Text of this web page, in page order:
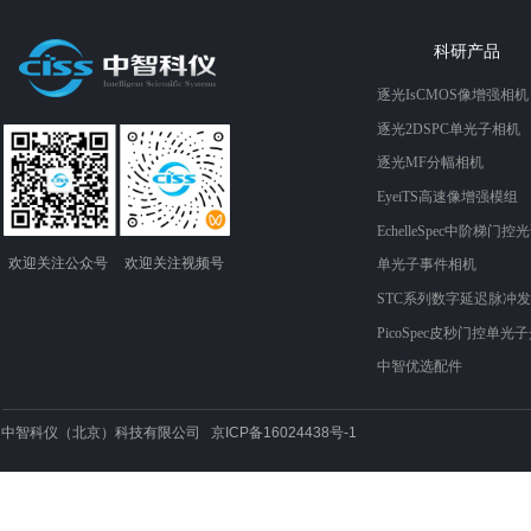
欢迎关注​​​​​​​公众号 欢迎关注​​视频​​​​​号
科研产品
逐光IsCMOS像增强相机
逐光2DSPC单光子相机
逐光MF分幅相机
EyeiTS高速像增强模组
EchelleSpec中阶梯门控
单光子事件相机
STC系列数字延迟脉冲
PicoSpec皮秒门控单光
中智优选配件
中智科仪（北京）科技有限公司 京ICP备16024438号-1